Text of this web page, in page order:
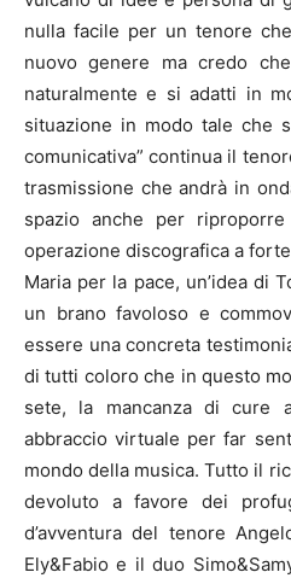
nulla facile per un tenore
nuovo genere ma credo
naturalmente e si adatti in
situazione in modo tale che
comunicativa” continua il
trasmissione che andrà in
spazio anche per riproporre
operazione discografica a
Maria per la pace, un’idea di
un brano favoloso e
essere una concreta
di tutti coloro che in questo
sete, la mancanza di cure
abbraccio virtuale per far
mondo della musica. Tutto il
devoluto a favore dei
d’avventura del tenore
Ely&Fabio e il duo